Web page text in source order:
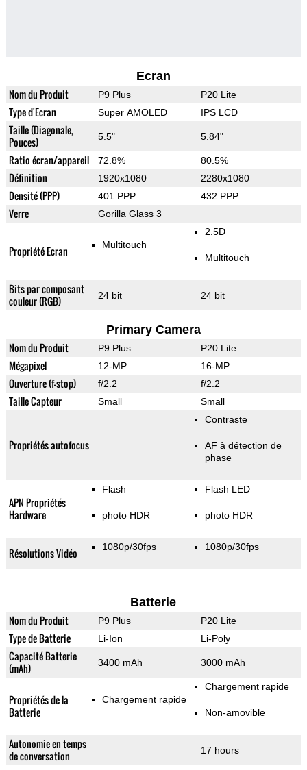
Ecran
Nom du Produit P9 Plus P20 Lite
Type d'Ecran Super AMOLED IPS LCD
Taille (Diagonale,
Pouces)
5.5" 5.84"
Ratio écran/appareil 72.8% 80.5%
Définition 1920x1080 2280x1080
Densité (PPP) 401 PPP 432 PPP
Verre Gorilla Glass 3
Propriété Ecran Multitouch
2.5D
Multitouch
Bits par composant
couleur (RGB)
24 bit 24 bit
Primary Camera
Nom du Produit P9 Plus P20 Lite
Mégapixel 12-MP 16-MP
Ouverture (f-stop) f/2.2 f/2.2
Taille Capteur Small Small
Propriétés autofocus
Contraste
AF à détection de
phase
APN Propriétés
Hardware
Flash
photo HDR
Flash LED
photo HDR
Résolutions Vidéo 1080p/30fps 1080p/30fps
Batterie
Nom du Produit P9 Plus P20 Lite
Type de Batterie Li-Ion Li-Poly
Capacité Batterie
(mAh)
3400 mAh 3000 mAh
Propriétés de la
Batterie
Chargement rapide
Chargement rapide
Non-amovible
Autonomie en temps
de conversation
17 hours